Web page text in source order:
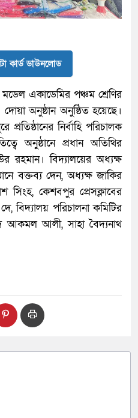
কার্ড ডাউনলোড
একাডেমির পঞ্চম শ্রেণির
দোয়া অনুষ্ঠান অনুষ্ঠিত হয়েছে।
প্রতিষ্ঠানের নির্বাহি পরিচালক
অনুষ্ঠানে প্রধান অতিথির
রহমান। বিদ্যালয়ের অধ্যক্ষ
বক্তব্য দেন, অধ্যক্ষ জাকির
কেশবপুর প্রেসক্লাবের
বিদ্যালয় পরিচালনা কমিটির
আকমল আলী, সাহা বৈদ্যনাথ